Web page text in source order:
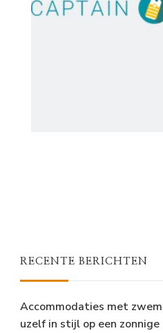
RECENTE BERICHTEN
Accommodaties met
uzelf in stijl op een zonnige